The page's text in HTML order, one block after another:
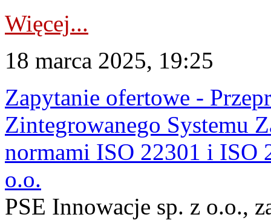
Więcej...
18 marca 2025, 19:25
Zapytanie ofertowe -
Zintegrowanego Systemu
normami ISO 22301 i ISO
o.o.
PSE Innowacje sp. z o.o.,